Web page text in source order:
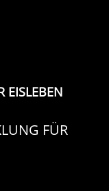
EISLEBEN
FÜR